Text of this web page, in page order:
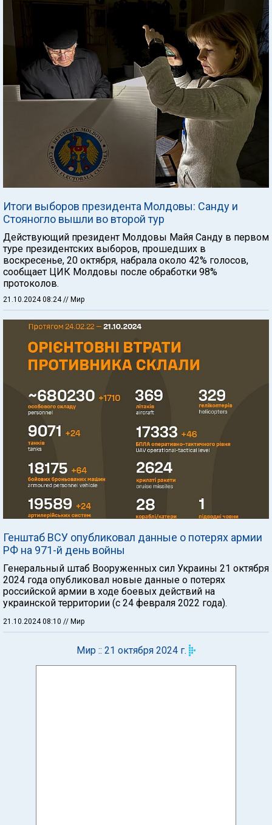
Итоги выборов президента Молдовы: Санду и
Стояногло вышли во второй тур
Действующий президент Молдовы Майя Санду в первом
туре президентских выборов, прошедших в
воскресенье, 20 октября, набрала около 42% голосов,
сообщает ЦИК Молдовы после обработки 98%
протоколов.
21.10.2024 08:24 // Мир
Генштаб ВСУ опубликовал данные о потерях армии
РФ на 971-й день войны
Генеральный штаб Вооруженных сил Украины 21 октября
2024 года опубликовал новые данные о потерях
российской армии в ходе боевых действий на
украинской территории (с 24 февраля 2022 года).
21.10.2024 08:10 // Мир
Мир :: 21 октября 2024 г.